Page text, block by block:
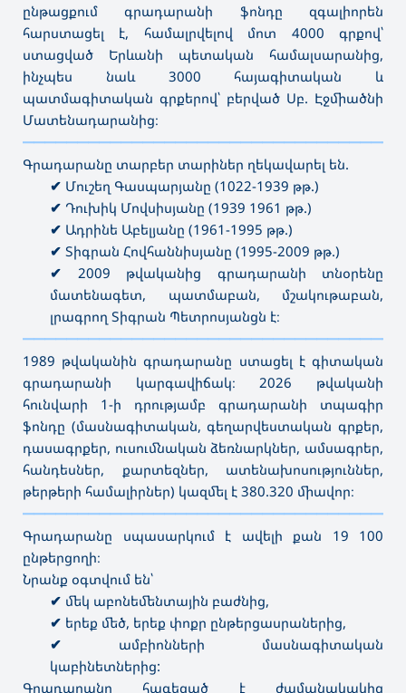
ընթացքում գրադարանի ֆոնդը զգալիորեն
հարստացել է, համալրվելով մոտ 4000 գրքով՝
ստացված Երևանի պետական համալսարանից,
ինչպես նաև 3000 հայագիտական և
պատմագիտական գրքերով՝ բերված Սբ. Էջմիածնի
Մատենադարանից։
Գրադարանը տարբեր տարիներ ղեկավարել են.
✔ Մուշեղ Գասպարյանը (1022-1939 թթ.)
✔ Դուխիկ Մովսիսյանը (1939 1961 թթ.)
✔ Ադրինե Աբելյանը (1961-1995 թթ.)
✔ Տիգրան Հովհաննիսյանը (1995-2009 թթ.)
✔
2009 թվականից գրադարանի տնօրենը
մատենագետ, պատմաբան, մշակութաբան,
լրագրող Տիգրան Պետրոսյանցն է։
1989 թվականին գրադարանը ստացել է գիտական
գրադարանի կարգավիճակ։ 2026 թվականի
հունվարի 1-ի դրությամբ գրադարանի տպագիր
ֆոնդը (մասնագիտական, գեղարվեստական գրքեր,
դասագրքեր, ուսումնական ձեռնարկներ, ամսագրեր,
հանդեսներ, քարտեզներ, ատենախոսություններ,
թերթերի համալիրներ) կազմել է 380.320 միավոր։
Գրադարանը սպասարկում է ավելի քան 19 100
ընթերցողի։
Նրանք օգտվում են՝
✔ մեկ աբոնեմենտային բաժնից,
✔ երեք մեծ, երեք փոքր ընթերցասրաներից,
✔
ամբիոնների մասնագիտական
կաբինետներից:
Գրադարանը հագեցած է ժամանակակից